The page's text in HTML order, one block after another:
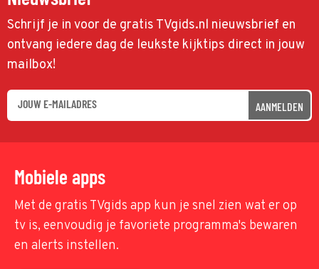
Schrijf je in voor de gratis TVgids.nl nieuwsbrief en
ontvang iedere dag de leukste kijktips direct in jouw
mailbox!
AANMELDEN
Mobiele apps
Met de gratis TVgids app kun je snel zien wat er op
tv is, eenvoudig je favoriete programma's bewaren
en alerts instellen.